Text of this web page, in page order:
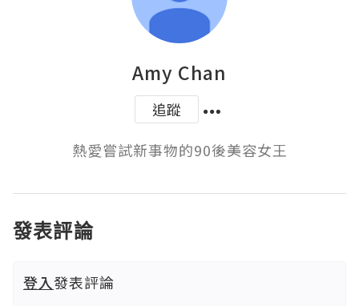
Amy Chan
追蹤
熱愛嘗試新事物的90後美容女王
發表評論
登入發表評論